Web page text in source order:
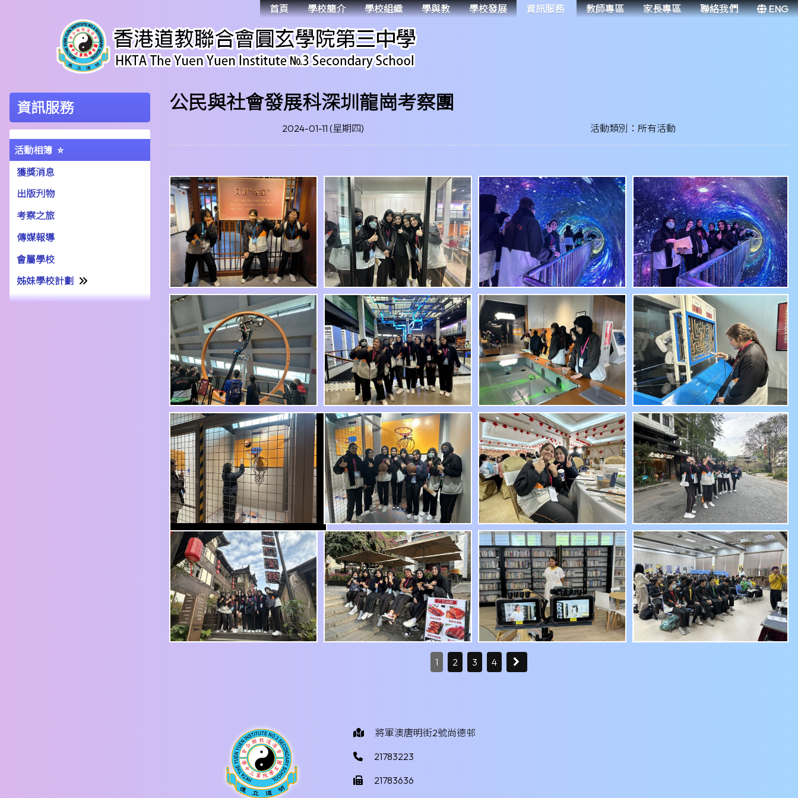
首頁 學校簡介 學校組織 學與教 學校發展 資訊服務 教師專區 家長專區 聯絡我們 ENG
資訊服務
活動相簿
獲獎消息
出版刋物
考察之旅
傳媒報導
會屬學校
姊妹學校計劃
姊妹學校交流計劃書22-23
公民與社會發展科深圳龍崗考察團
2024-01-11 (星期四) 活動類別：所有活動
1 2 3 4
將軍澳唐明街2號尚德邨
21783223
21783636